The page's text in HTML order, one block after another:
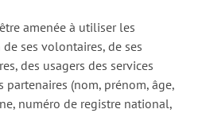
amenée à utiliser les
ses volontaires, de ses
des usagers des services
partenaires (nom, prénom, âge,
numéro de registre national,